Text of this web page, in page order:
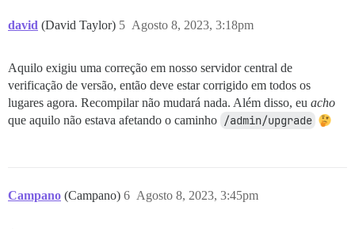
david (David Taylor) Agosto 8, 2023, 3:18pm
5
Aquilo exigiu uma correção em nosso servidor central de
verificação de versão, então deve estar corrigido em todos os
lugares agora. Recompilar não mudará nada. Além disso, eu acho
que aquilo não estava afetando o caminho /admin/upgrade
Campano (Campano) Agosto 8, 2023, 3:45pm
6